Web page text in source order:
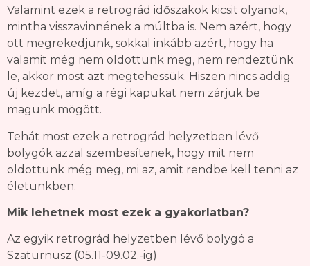
Valamint ezek a retrográd időszakok kicsit olyanok,
mintha visszavinnének a múltba is. Nem azért, hogy
ott megrekedjünk, sokkal inkább azért, hogy ha
valamit még nem oldottunk meg, nem rendeztünk
le, akkor most azt megtehessük. Hiszen nincs addig
új kezdet, amíg a régi kapukat nem zárjuk be
magunk mögött.
Tehát most ezek a retrográd helyzetben lévő
bolygók azzal szembesítenek, hogy mit nem
oldottunk még meg, mi az, amit rendbe kell tenni az
életünkben.
Mik lehetnek most ezek a gyakorlatban?
Az egyik retrográd helyzetben lévő bolygó a
Szaturnusz (05.11-09.02.-ig)